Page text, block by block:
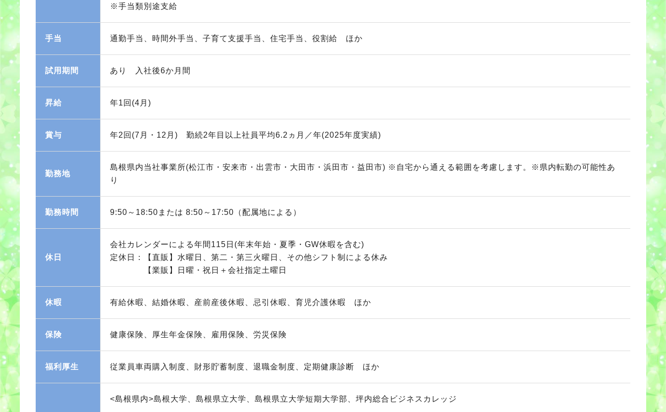
※手当類別途支給
手当 通勤手当、時間外手当、子育て支援手当、住宅手当、役割給 ほか
試用期間 あり 入社後6か月間
昇給 年1回(4月)
賞与 年2回(7月・12月) 勤続2年目以上社員平均6.2ヵ月／年(2025年度実績)
勤務地
島根県内当社事業所(松江市・安来市・出雲市・大田市・浜田市・益田市) ※自宅から通える範囲を考慮します。※県内転勤の可能性あ
り
勤務時間 9:50～18:50または 8:50～17:50（配属地による）
休日
会社カレンダーによる年間115日(年末年始・夏季・GW休暇を含む)
定休日：【直販】水曜日、第二・第三火曜日、その他シフト制による休み
【業販】日曜・祝日＋会社指定土曜日
休暇 有給休暇、結婚休暇、産前産後休暇、忌引休暇、育児介護休暇 ほか
保険 健康保険、厚生年金保険、雇用保険、労災保険
福利厚生 従業員車両購入制度、財形貯蓄制度、退職金制度、定期健康診断 ほか
<島根県内>島根大学、島根県立大学、島根県立大学短期大学部、坪内総合ビジネスカレッジ